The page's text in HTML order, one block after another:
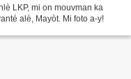
LKP, mi on mouvman ka
alè, Mayòt. Mi foto a-y!